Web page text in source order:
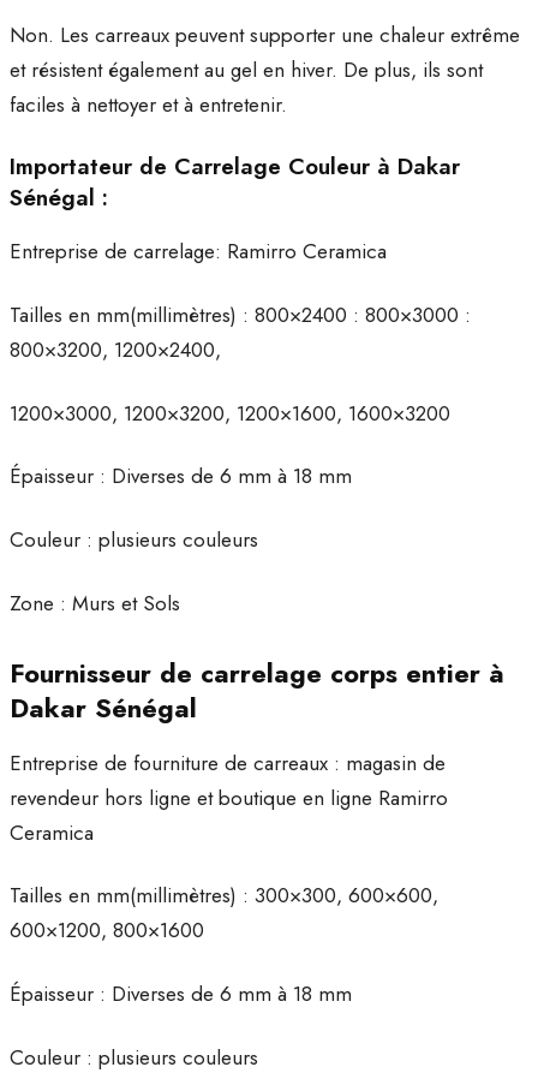
Non. Les carreaux peuvent supporter une chaleur extrême
et résistent également au gel en hiver. De plus, ils sont
faciles à nettoyer et à entretenir.
Importateur de Carrelage Couleur à Dakar
Sénégal :
Entreprise de carrelage: Ramirro Ceramica
Tailles en mm(millimètres) : 800×2400 : 800×3000 :
800×3200, 1200×2400,
1200×3000, 1200×3200, 1200×1600, 1600×3200
Épaisseur : Diverses de 6 mm à 18 mm
Couleur : plusieurs couleurs
Zone : Murs et Sols
Fournisseur de carrelage corps entier à
Dakar Sénégal
Entreprise de fourniture de carreaux : magasin de
revendeur hors ligne et boutique en ligne Ramirro
Ceramica
Tailles en mm(millimètres) : 300×300, 600×600,
600×1200, 800×1600
Épaisseur : Diverses de 6 mm à 18 mm
Couleur : plusieurs couleurs